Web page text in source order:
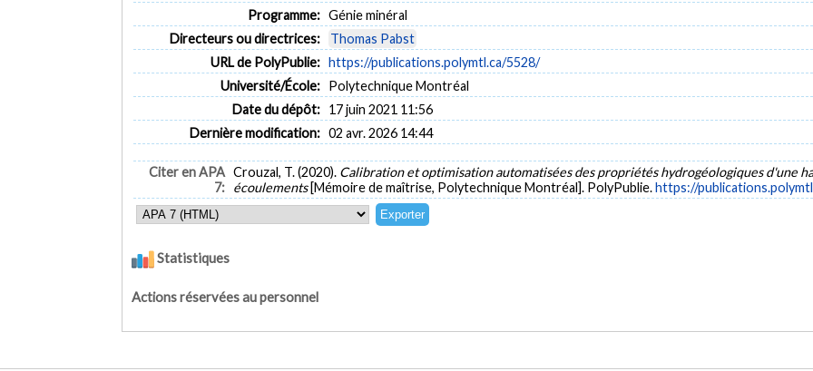
Programme: Génie minéral
Directeurs ou directrices:
Thomas Pabst
URL de PolyPublie: https://publications.polymtl.ca/5528/
Université/École: Polytechnique Montréal
Date du dépôt: 17 juin 2021 11:56
Dernière modification: 02 avr. 2026 14:44
Citer en APA
7:
Crouzal, T. (2020). Calibration et optimisation automatisées des propriétés hydrogéologiques d'une
écoulements [Mémoire de maîtrise, Polytechnique Montréal]. PolyPublie.https://
Statistiques
Actions réservées au personnel